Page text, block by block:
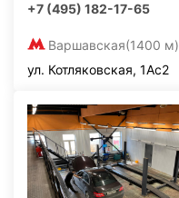
+7 (495) 182-17-65
Варшавская(1400 м)
ул. Котляковская, 1Ас2